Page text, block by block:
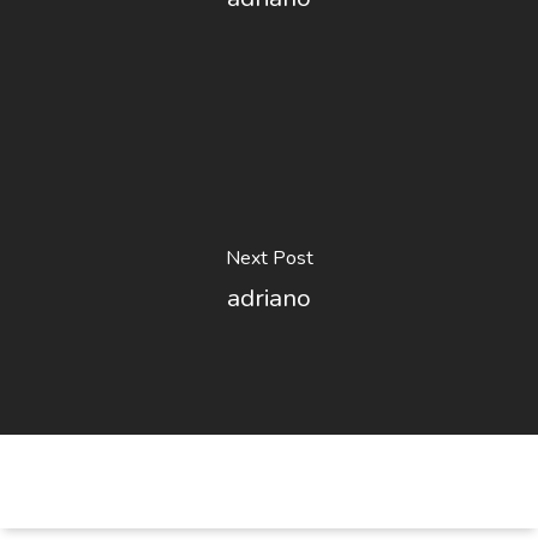
Next Post
adriano